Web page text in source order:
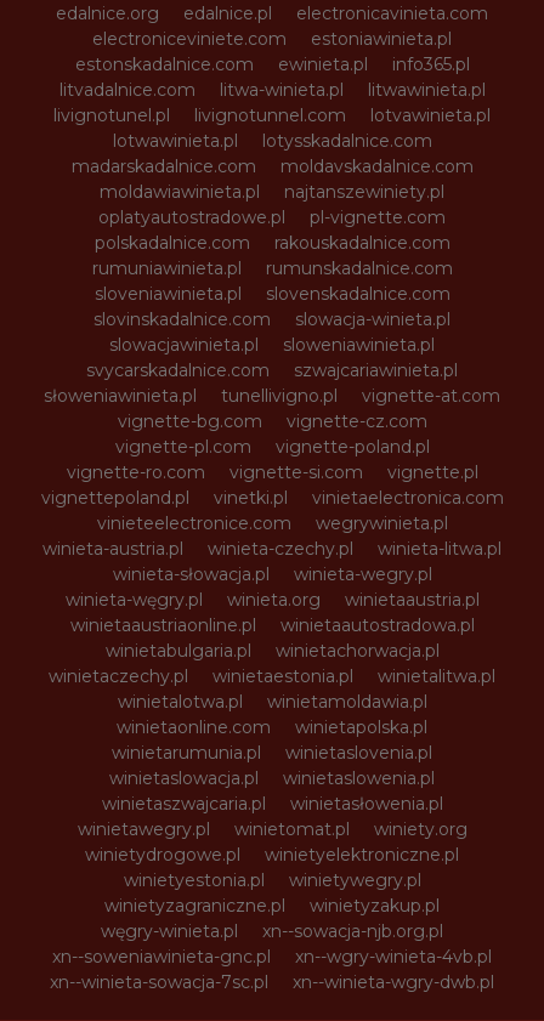
edalnice.org
edalnice.pl
electronicavinieta.com
electroniceviniete.com
estoniawinieta.pl
estonskadalnice.com
ewinieta.pl
info365.pl
litvadalnice.com
litwa-winieta.pl
litwawinieta.pl
livignotunel.pl
livignotunnel.com
lotvawinieta.pl
lotwawinieta.pl
lotysskadalnice.com
madarskadalnice.com
moldavskadalnice.com
moldawiawinieta.pl
najtanszewiniety.pl
oplatyautostradowe.pl
pl-vignette.com
polskadalnice.com
rakouskadalnice.com
rumuniawinieta.pl
rumunskadalnice.com
sloveniawinieta.pl
slovenskadalnice.com
slovinskadalnice.com
slowacja-winieta.pl
slowacjawinieta.pl
sloweniawinieta.pl
svycarskadalnice.com
szwajcariawinieta.pl
słoweniawinieta.pl
tunellivigno.pl
vignette-at.com
vignette-bg.com
vignette-cz.com
vignette-pl.com
vignette-poland.pl
vignette-ro.com
vignette-si.com
vignette.pl
vignettepoland.pl
vinetki.pl
vinietaelectronica.com
vinieteelectronice.com
wegrywinieta.pl
winieta-austria.pl
winieta-czechy.pl
winieta-litwa.pl
winieta-słowacja.pl
winieta-wegry.pl
winieta-węgry.pl
winieta.org
winietaaustria.pl
winietaaustriaonline.pl
winietaautostradowa.pl
winietabulgaria.pl
winietachorwacja.pl
winietaczechy.pl
winietaestonia.pl
winietalitwa.pl
winietalotwa.pl
winietamoldawia.pl
winietaonline.com
winietapolska.pl
winietarumunia.pl
winietaslovenia.pl
winietaslowacja.pl
winietaslowenia.pl
winietaszwajcaria.pl
winietasłowenia.pl
winietawegry.pl
winietomat.pl
winiety.org
winietydrogowe.pl
winietyelektroniczne.pl
winietyestonia.pl
winietywegry.pl
winietyzagraniczne.pl
winietyzakup.pl
węgry-winieta.pl
xn--sowacja-njb.org.pl
xn--soweniawinieta-gnc.pl
xn--wgry-winieta-4vb.pl
xn--winieta-sowacja-7sc.pl
xn--winieta-wgry-dwb.pl